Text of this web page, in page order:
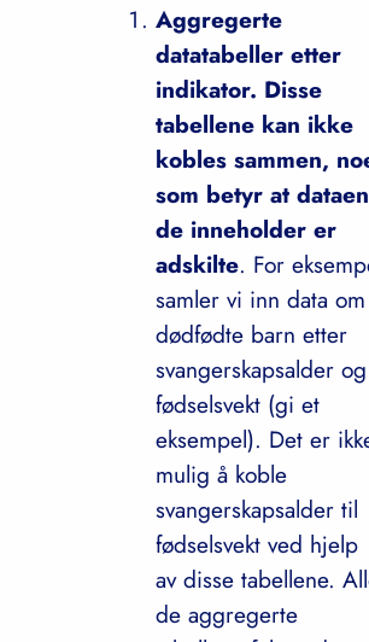
Aggregerte
datatabeller etter
indikator. Disse
tabellene kan ikke
kobles sammen,
som betyr at
de inneholder er
adskilte. For
samler vi inn data om
dødfødte barn etter
svangerskapsalder og
fødselsvekt (gi et
eksempel). Det er
mulig å koble
svangerskapsalder til
fødselsvekt ved hjelp
av disse tabellene.
de aggregerte